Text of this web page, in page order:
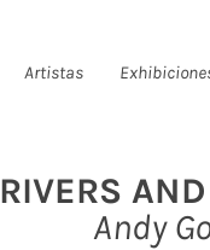
Artistas
RIVERS
Andy